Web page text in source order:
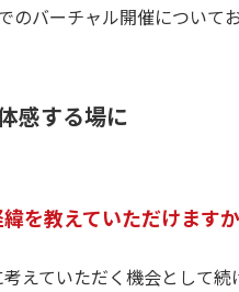
バーチャル開催について
感する場に
を教えていただけます
えていただく機会として